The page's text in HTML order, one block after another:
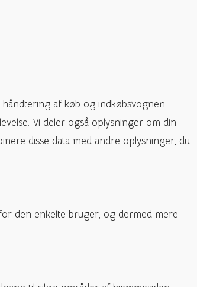
af køb og indkøbsvognen.
Vi deler også oplysninger om din
disse data med andre oplysninger, du
den enkelte bruger, og dermed mere